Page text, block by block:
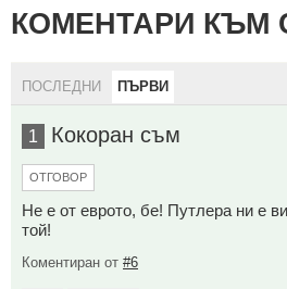
КОМЕНТАРИ КЪМ
ПОСЛЕДНИ ПЪРВИ
1 Кокоран съм
ОТГОВОР
Не е от еврото, бе! Путлера ни е
той!
Коментиран от #6